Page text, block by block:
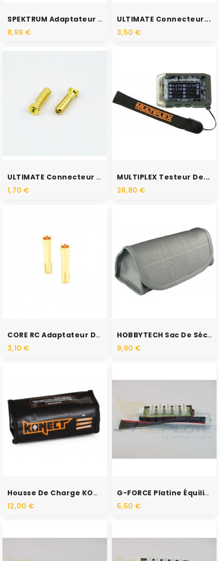
SPEKTRUM Adaptateur IC2...
8,99 €
ULTIMATE Connecteur...
3,50 €
ULTIMATE Connecteur Male...
1,70 €
MULTIPLEX Testeur De...
28,80 €
CORE RC Adaptateur De Prise...
3,10 €
HOBBYTECH Sac De Sécurité...
9,90 €
Housse De Charge KONECT...
12,00 €
G-FORCE Platine Équilibrage...
5,50 €